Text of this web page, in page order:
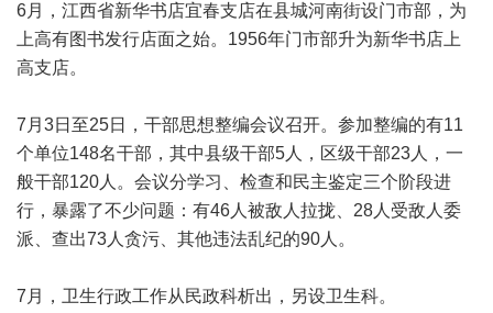
6月，江西省新华书店宜春支店在县城河南街设门市部，为
上高有图书发行店面之始。1956年门市部升为新华书店上
高支店。
7月3日至25日，干部思想整编会议召开。参加整编的有11
个单位148名干部，其中县级干部5人，区级干部23人，一
般干部120人。会议分学习、检查和民主鉴定三个阶段进
行，暴露了不少问题：有46人被敌人拉拢、28人受敌人委
派、查出73人贪污、其他违法乱纪的90人。
7月，卫生行政工作从民政科析出，另设卫生科。